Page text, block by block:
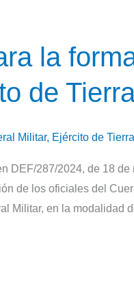
la
de
Militar, Ejército de Tierra
DEF/287/2024, de 18 de
de los oficiales del
Militar, en la modalidad